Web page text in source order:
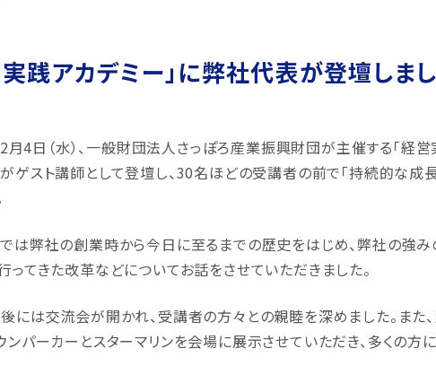
実践アカデミー」に弊社代表が登壇しま
4日（水）、一般財団法人さっぽろ産業振興財団が主催する「経営
ゲスト講師として登壇し、30名ほどの受講者の前で「持続的な
は弊社の創業時から今日に至るまでの歴史をはじめ、弊社の強
ってきた改革などについてお話をさせていただきました。
には交流会が開かれ、受講者の方々との親睦を深めました。また
ンパーカーとスターマリンを会場に展示させていただき、多くの方